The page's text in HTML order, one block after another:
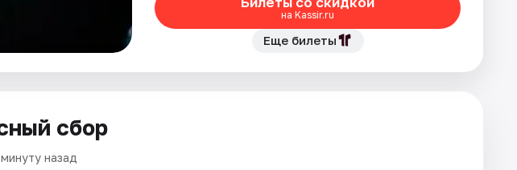
на Kassir.ru
Еще билеты
сбор
назад